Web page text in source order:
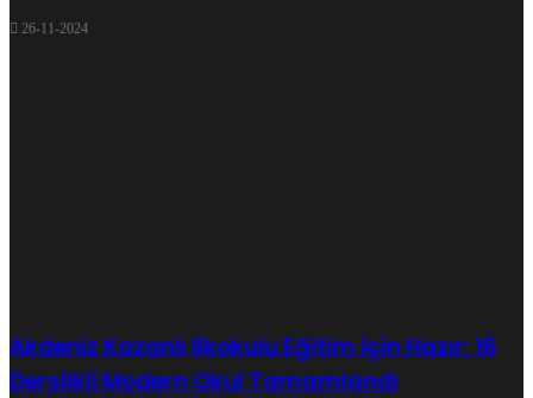
26-11-2024
Akdeniz Kazanlı İlkokulu Eğitim İçin Hazır: 16
Derslikli Modern Okul Tamamlandı